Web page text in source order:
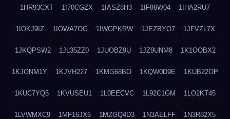
1HR93CXT 1I70CGZX 1IASZ8H3 1IF86W04 1IHA2RU7
1IOKJ9IZ 1IOWA7OG 1IWGPKRW 1JEZBYO7 1JFVZL7X
1JKQPSW2 1JL35ZZ0 1JUOBZ9U 1JZ9UNM8 1K1OOBX2
1KJONM1Y 1KJVH227 1KMG68BO 1KQW0D9E 1KUB22OP
1KUC7YQ5 1KVUSEU1 1L0EECVC 1L92C1GM 1LO2KT45
1LVWMXC9 1MF16JX6 1MZGQ4D3 1N3AELFF 1N3R82X5